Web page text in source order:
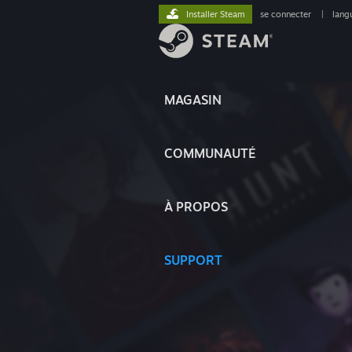
MAGASIN
COMMUNAUTÉ
À PROPOS
SUPPORT
Installer Steam se connecter